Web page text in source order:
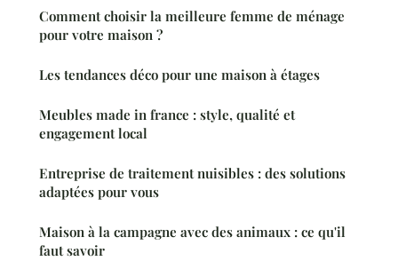
Comment choisir la meilleure femme de ménage
pour votre maison ?
Les tendances déco pour une maison à étages
Meubles made in france : style, qualité et
engagement local
Entreprise de traitement nuisibles : des solutions
adaptées pour vous
Maison à la campagne avec des animaux : ce qu'il
faut savoir